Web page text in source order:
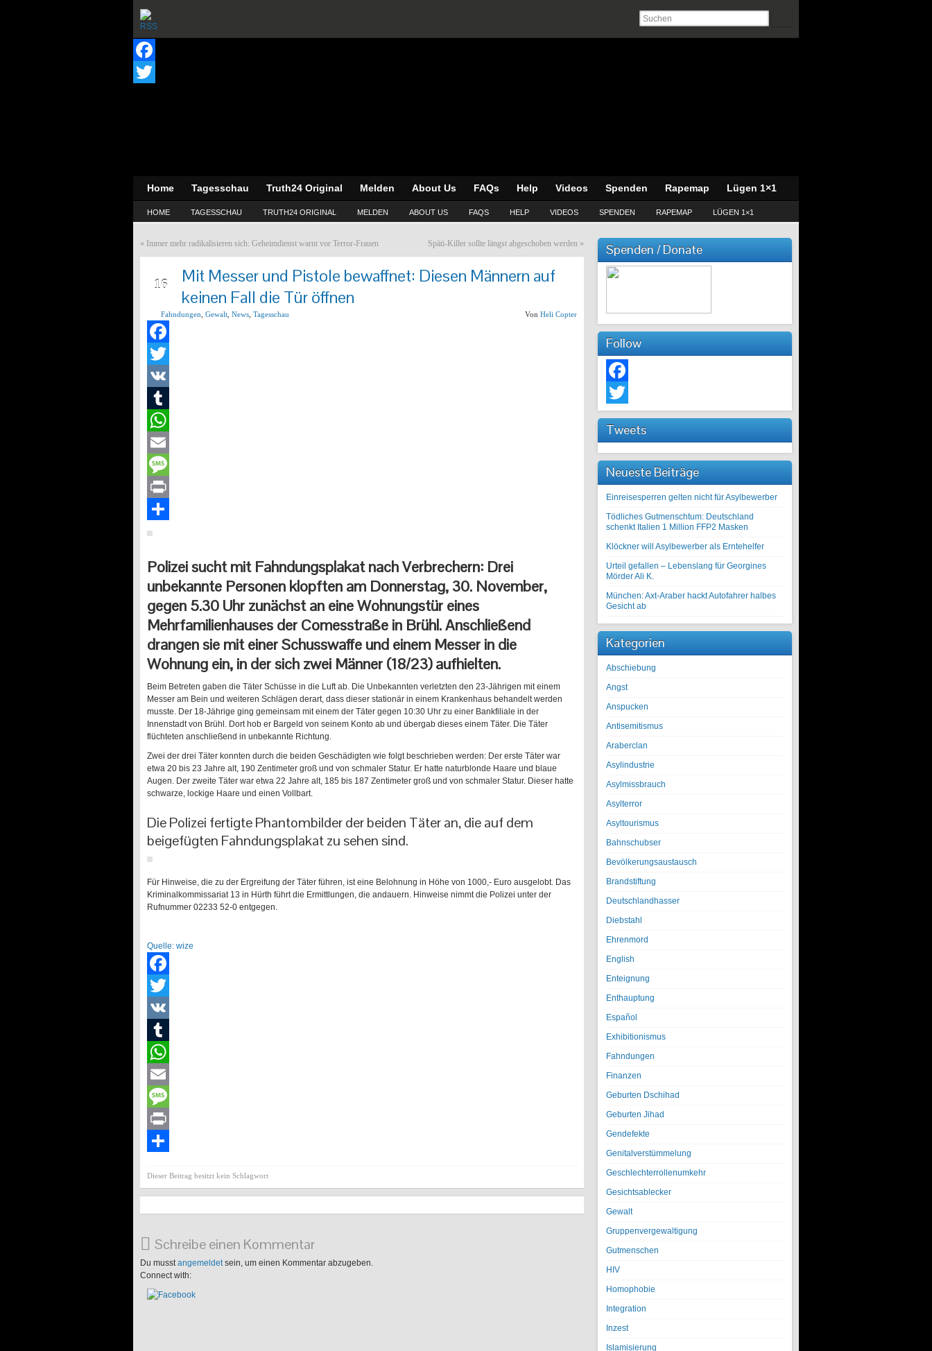
Facebook
Home Tagesschau Truth24 Original Melden About Us FAQs Help Videos Spenden Rapemap Lügen 1×1
HOME TAGESSCHAU TRUTH24 ORIGINAL MELDEN ABOUT US FAQS HELP VIDEOS SPENDEN RAPEMAP LÜGEN 1×1
« Immer mehr radikalisieren sich: Geheimdienst warnt vor Terror-Frauen Späti-Killer sollte längst abgeschoben werden »
16
Mit Messer und Pistole bewaffnet: Diesen Männern auf
keinen Fall die Tür öffnen
Fahndungen Gewalt News Tagesschau Von Heli Copter
Facebook
Twitter
VK
Tumblr
WhatsApp
Email
Message
Print
Teilen
Polizei sucht mit Fahndungsplakat nach Verbrechern: Drei
unbekannte Personen klopften am Donnerstag, 30. November,
gegen 5.30 Uhr zunächst an eine Wohnungstür eines
Mehrfamilienhauses der Comesstraße in Brühl. Anschließend
drangen sie mit einer Schusswaffe und einem Messer in die
Wohnung ein, in der sich zwei Männer (18/23) aufhielten.
Beim Betreten gaben die Täter Schüsse in die Luft ab. Die Unbekannten verletzten den 23-Jährigen mit einem
Messer am Bein und weiteren Schlägen derart, dass dieser stationär in einem Krankenhaus behandelt werden
musste. Der 18-Jährige ging gemeinsam mit einem der Täter gegen 10:30 Uhr zu einer Bankfiliale in der
Innenstadt von Brühl. Dort hob er Bargeld von seinem Konto ab und übergab dieses einem Täter. Die Täter
flüchteten anschließend in unbekannte Richtung.
Zwei der drei Täter konnten durch die beiden Geschädigten wie folgt beschrieben werden: Der erste Täter war
etwa 20 bis 23 Jahre alt, 190 Zentimeter groß und von schmaler Statur. Er hatte naturblonde Haare und blaue
Augen. Der zweite Täter war etwa 22 Jahre alt, 185 bis 187 Zentimeter groß und von schmaler Statur. Dieser hatte
schwarze, lockige Haare und einen Vollbart.
Die Polizei fertigte Phantombilder der beiden Täter an, die auf dem
beigefügten Fahndungsplakat zu sehen sind.
Für Hinweise, die zu der Ergreifung der Täter führen, ist eine Belohnung in Höhe von 1000,- Euro ausgelobt. Das
Kriminalkommissariat 13 in Hürth führt die Ermittlungen, die andauern. Hinweise nimmt die Polizei unter der
Rufnummer 02233 52-0 entgegen.
Quelle: wize
Facebook
Twitter
VK
Tumblr
WhatsApp
Email
Message
Print
Dieser Beitrag besitzt kein Schlagwort
Schreibe einen Kommentar
Du musstangemeldetsein, um einen Kommentar abzugeben.
Connect with:
Spenden / Donate
Follow
Facebook
Tweets
Neueste Beiträge
Einreisesperren gelten nicht für Asylbewerber
Tödliches Gutmenschtum: Deutschland
schenkt Italien 1 Million FFP2 Masken
Klöckner will Asylbewerber als Erntehelfer
Urteil gefallen – Lebenslang für Georgines
Mörder Ali K.
München: Axt-Araber hackt Autofahrer halbes
Gesicht ab
Kategorien
Abschiebung
Angst
Anspucken
Antisemitismus
Araberclan
Asylindustrie
Asylmissbrauch
Asylterror
Asyltourismus
Bahnschubser
Bevölkerungsaustausch
Brandstiftung
Deutschlandhasser
Diebstahl
Ehrenmord
English
Enteignung
Enthauptung
Español
Exhibitionismus
Fahndungen
Finanzen
Geburten Dschihad
Geburten Jihad
Gendefekte
Genitalverstümmelung
Geschlechterrollenumkehr
Gesichtsablecker
Gewalt
Gruppenvergewaltigung
Gutmenschen
HIV
Homophobie
Integration
Inzest
Islamisierung